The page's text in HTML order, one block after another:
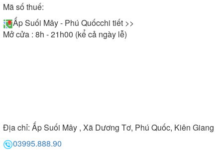
Mã số thuế:
Ấp Suối Mây - Phú Quốcchi tiết >>
Mở cửa : 8h - 21h00 (kể cả ngày lễ)
Địa chỉ: Ấp Suối Mây , Xã Dương Tơ, Phú Quốc, Kiên Giang
03995.888.90